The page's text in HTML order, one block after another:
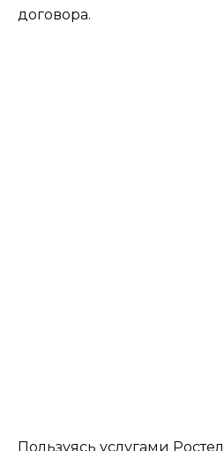
договора.
Пользуясь услугами